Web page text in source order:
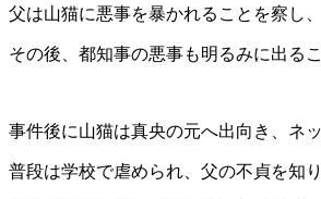
父は山猫に悪事を暴かれることを察し
その後、都知事の悪事も明るみに出るこ
事件後に山猫は真央の元へ出向き、ネ
普段は学校で虐められ、父の不貞を知